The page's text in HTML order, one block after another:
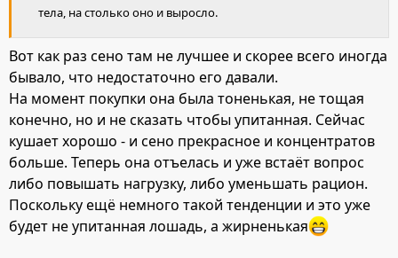
тела, на столько оно и выросло.
Вот как раз сено там не лучшее и скорее всего иногда
бывало, что недостаточно его давали.
На момент покупки она была тоненькая, не тощая
конечно, но и не сказать чтобы упитанная. Сейчас
кушает хорошо - и сено прекрасное и концентратов
больше. Теперь она отъелась и уже встаёт вопрос
либо повышать нагрузку, либо уменьшать рацион.
Поскольку ещё немного такой тенденции и это уже
будет не упитанная лошадь, а жирненькая